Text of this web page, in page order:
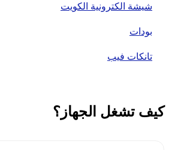
شيشة الكترونية الكويت
بودات
تانكات فيب
كيف تشغل الجهاز؟